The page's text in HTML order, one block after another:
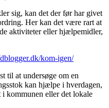
sig, kan det der før har givet
Her kan det være rart at
aktiviteter eller hjælpemidler,
kom-igen/
til at undersøge om en
kan hjælpe i hverdagen,
i kommunen eller det lokale